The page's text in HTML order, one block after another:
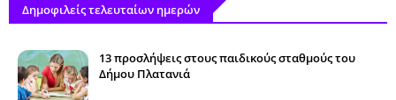
Δημοφιλείς τελευταίων ημερών
13 προσλήψεις στους παιδικούς σταθμούς του
Δήμου Πλατανιά